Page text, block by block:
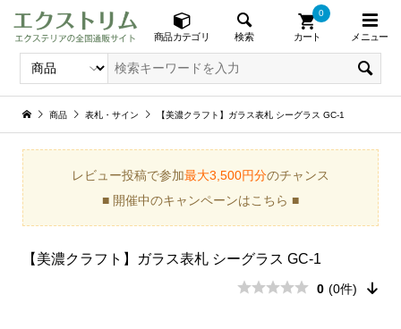
商品カテゴリ 検索 カート
0
メニュー
商品 表札・サイン 【美濃クラフト】ガラス表札 シーグラス GC-1
レビュー投稿で参加最大3,500円分のチャンス
■ 開催中のキャンペーンはこちら ■
【美濃クラフト】ガラス表札 シーグラス GC-1
0 (0件)